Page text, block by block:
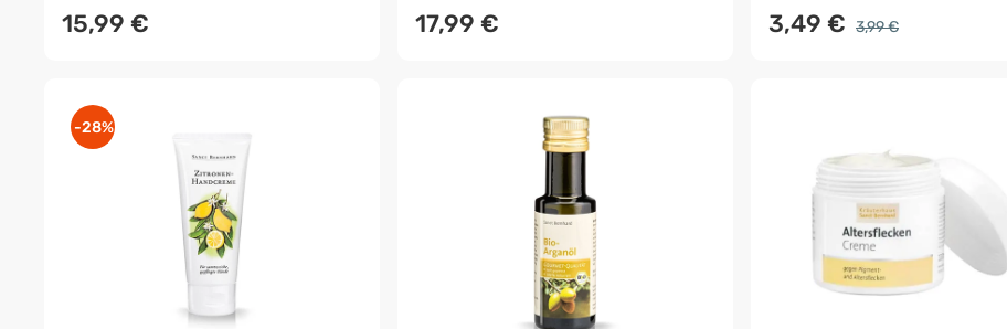
15,99 € 17,99 € 3,49 € 3,99 €
-28%